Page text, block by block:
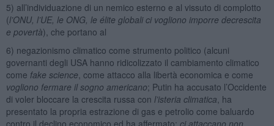
5) all’individuazione di un nemico esterno e al vissuto di complotto
(l’ONU, l’UE, le ONG, le élite globali ci vogliono imporre decrescita
e povertà), che portano al
6) negazionismo climatico come strumento politico (alcuni
governanti degli USA hanno ridicolizzato il cambiamento climatico
come fake science , come attacco alla libertà economica e come
vogliono fermare il sogno americano; Putin ha accusato l’Occidente
di voler bloccare la crescita russa con l’isteria climatica , ha
presentato la propria estrazione di gas e petrolio come baluardo
contro il declino economico ed ha affermato: ci attaccano non